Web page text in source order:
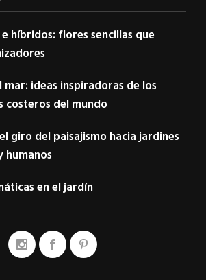
híbridos: flores sencillas que
ideas inspiradoras de los
costeros del mundo
giro del paisajismo hacia jardines
humanos
en el jardín